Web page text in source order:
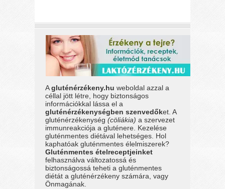
Agluténérzékeny.hu weboldal azzal a
céllal jött létre, hogy biztonságos
információkkal lássa el a
gluténérzékenységben szenvedőket. A
gluténérzékenység(cöliákia) a szervezet
immunreakciója a gluténere. Kezelése
gluténmentes diétával lehetséges. Hol
kaphatóak gluténmentes élelmiszerek?
Gluténmentes ételreceptjeinket
felhasználva változatossá és
biztonságossá teheti a gluténmentes
diétát a gluténérzékeny számára, vagy
Önmagának.